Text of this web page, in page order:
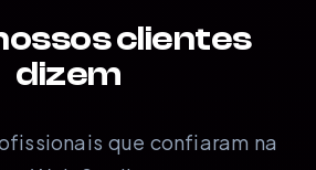
clientes
dizem
que confiaram na